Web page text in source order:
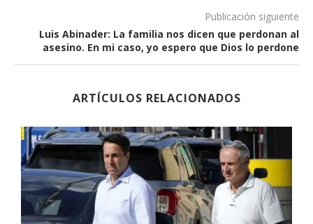
Publicación siguiente
Luis Abinader: La familia nos dicen que perdonan al
asesino. En mi caso, yo espero que Dios lo perdone
ARTÍCULOS RELACIONADOS